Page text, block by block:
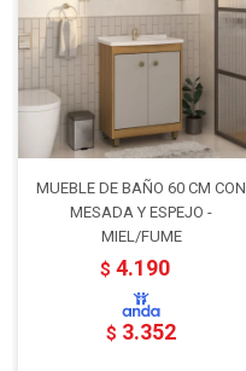
MUEBLE DE BAÑO 60 CM CON
MESADA Y ESPEJO -
MIEL/FUME
$ 4.190
$ 3.352